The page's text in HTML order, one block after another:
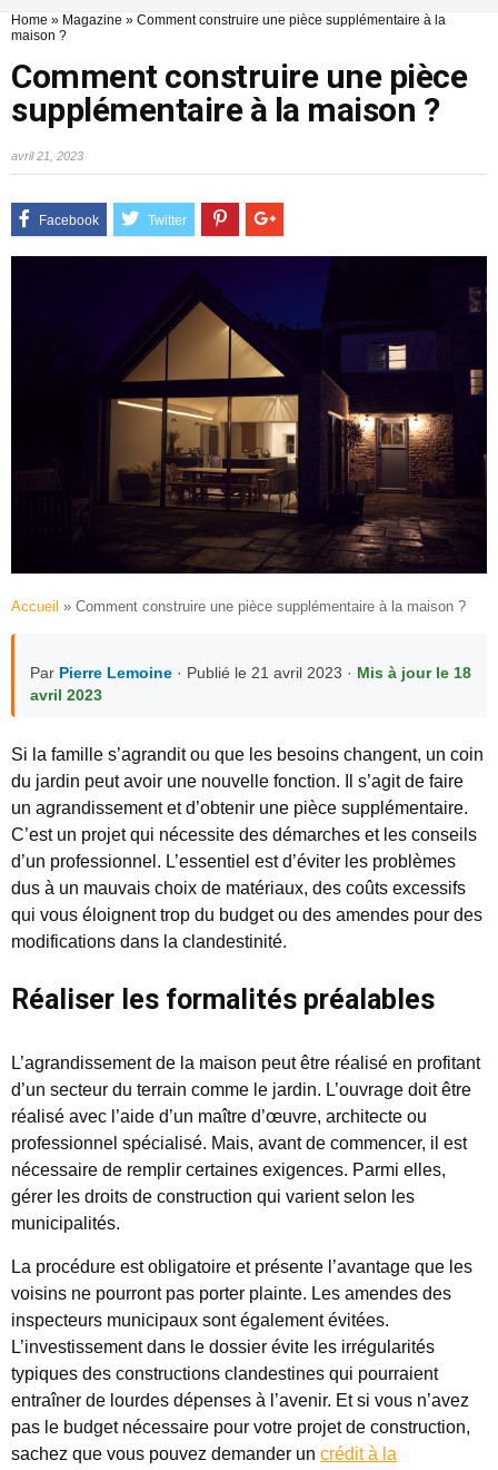
Home » Magazine » Comment construire une pièce supplémentaire à la
maison ?
Comment construire une pièce
supplémentaire à la maison ?
avril 21, 2023
Accueil » Comment construire une pièce supplémentaire à la maison ?
Par Pierre Lemoine · Publié le 21 avril 2023 · Mis à jour le 18
avril 2023
Si la famille s’agrandit ou que les besoins changent, un coin
du jardin peut avoir une nouvelle fonction. Il s’agit de faire
un agrandissement et d’obtenir une pièce supplémentaire.
C’est un projet qui nécessite des démarches et les conseils
d’un professionnel. L’essentiel est d’éviter les problèmes
dus à un mauvais choix de matériaux, des coûts excessifs
qui vous éloignent trop du budget ou des amendes pour des
modifications dans la clandestinité.
Réaliser les formalités préalables
L’agrandissement de la maison peut être réalisé en profitant
d’un secteur du terrain comme le jardin. L’ouvrage doit être
réalisé avec l’aide d’un maître d’œuvre, architecte ou
professionnel spécialisé. Mais, avant de commencer, il est
nécessaire de remplir certaines exigences. Parmi elles,
gérer les droits de construction qui varient selon les
municipalités.
La procédure est obligatoire et présente l’avantage que les
voisins ne pourront pas porter plainte. Les amendes des
inspecteurs municipaux sont également évitées.
L’investissement dans le dossier évite les irrégularités
typiques des constructions clandestines qui pourraient
entraîner de lourdes dépenses à l’avenir. Et si vous n’avez
pas le budget nécessaire pour votre projet de construction,
sachez que vous pouvez demander un crédit à la